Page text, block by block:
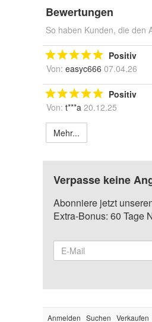
Bewertungen
So haben Kunden, die den
Positiv
Von: easyc666 07.04.26
Positiv
Von: t***a 20.12.25
Mehr...
Verpasse keine
Abonniere jetzt
Extra-Bonus: 60 Tage
Anmelden Suchen Verkaufen